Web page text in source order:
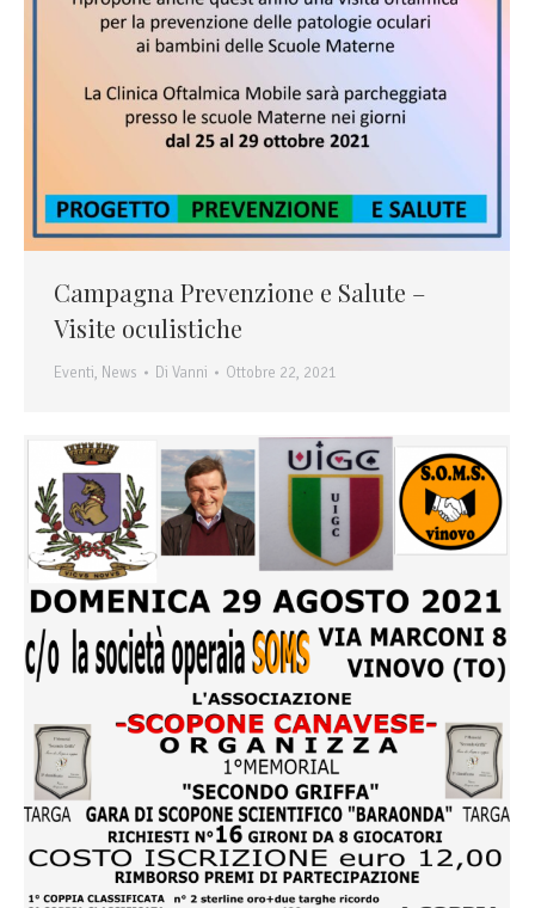
Campagna Prevenzione e Salute –
Visite oculistiche
Eventi, News Di Vanni Ottobre 22, 2021